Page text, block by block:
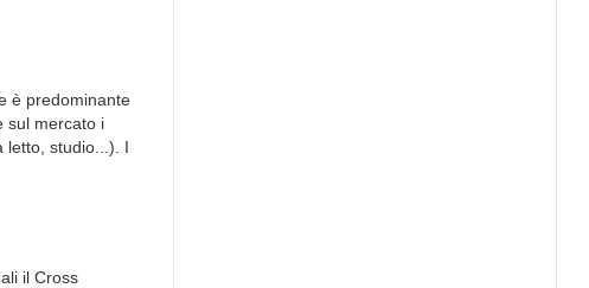
è predominante
sul mercato i
letto, studio...). I
il Cross